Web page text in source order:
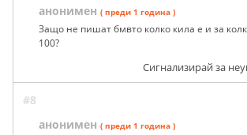
анонимен ( преди 1 година )
Защо не пишат бмвто колко кила е и за
100?
Сигнализирай за
#8
анонимен ( преди 1 година )